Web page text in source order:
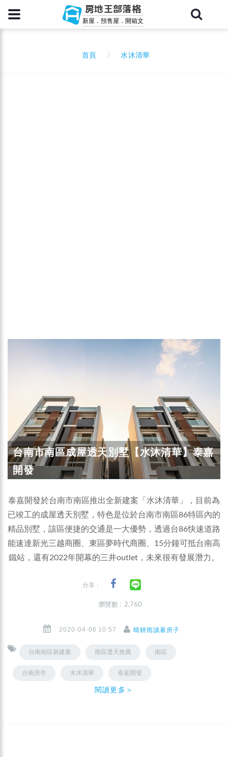
房地王部落格
新屋．預售屋．開箱文
首頁 水沐清華
台南市南區成屋透天別墅【水沐清華】泰嘉
開發
泰嘉開發於台南市南區推出全新建案「水沐清華」，目前為
已竣工的成屋透天別墅，特色是位於台南市南區86特區內的
精品別墅，該區便捷的交通是一大優勢，透過台86快速道路
能速達新光三越商圈、東區夢時代商圈、15分鐘可抵台南高
鐵站，還有2022年開幕的三井outlet，未來很有發展潛力。
分享：
瀏覽數 : 2,760
2020-04-06 10:57 晴耕雨讀看房子
台南南區新建案 南區透天推薦 南區
台南房市 水沐清華 泰嘉開發
閱讀更多＞